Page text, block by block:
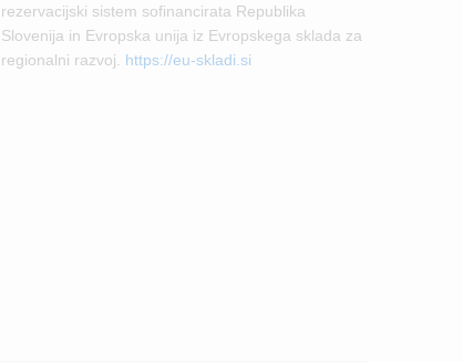
rezervacijski sistem sofinancirata Republika
Slovenija in Evropska unija iz Evropskega sklada za
regionalni razvoj. https://eu-skladi.si